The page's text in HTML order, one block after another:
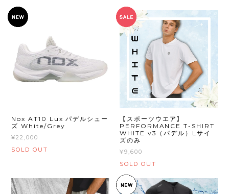
Nox AT10 Lux パデルシュー
ズ White/Grey
¥22,000
SOLD OUT
【スポーツウエア】
PERFORMANCE T-SHIRT
WHITE v3（パデル）Lサイ
ズのみ
¥9,600
SOLD OUT